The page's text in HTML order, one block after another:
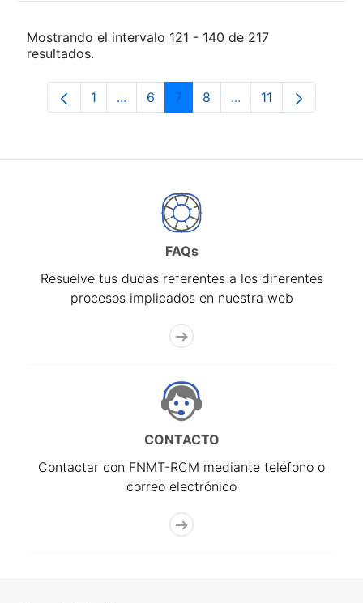
Mostrando el intervalo 121 - 140 de 217
resultados.
Página
1 ...Páginas intermedias Use TAB para
Página
6 Página
7 Página
8 ...Páginas intermedias
Página
11
FAQs
Resuelve tus dudas referentes a los diferentes
procesos implicados en nuestra web
CONTACTO
Contactar con FNMT-RCM mediante teléfono o
correo electrónico